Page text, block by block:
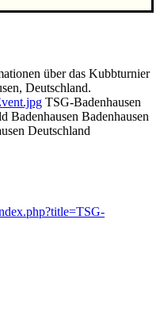
über das Kubbturnier
Deutschland.
TSG-Badenhausen
Badenhausen Badenhausen
Deutschland